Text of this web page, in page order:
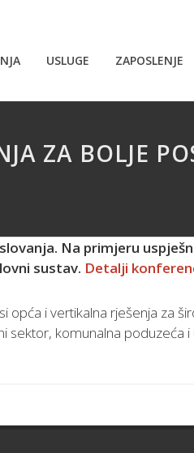
USLUGE ZAPOSLENJE
ZA BOLJE
Na primjeru
sustav. Detalji
i vertikalna rješenja za
komunalna poduzeća i